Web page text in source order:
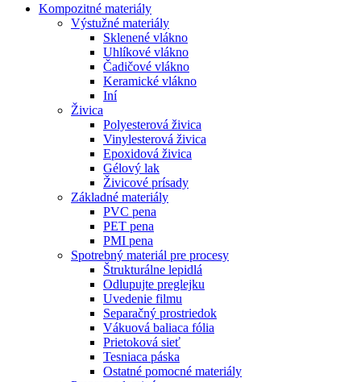
Kompozitné materiály
Výstužné materiály
Sklenené vlákno
Uhlíkové vlákno
Čadičové vlákno
Keramické vlákno
Iní
Živica
Polyesterová živica
Vinylesterová živica
Epoxidová živica
Gélový lak
Živicové prísady
Základné materiály
PVC pena
PET pena
PMI pena
Spotrebný materiál pre procesy
Štrukturálne lepidlá
Odlupujte preglejku
Uvedenie filmu
Separačný prostriedok
Vákuová baliaca fólia
Prietoková sieť
Tesniaca páska
Ostatné pomocné materiály